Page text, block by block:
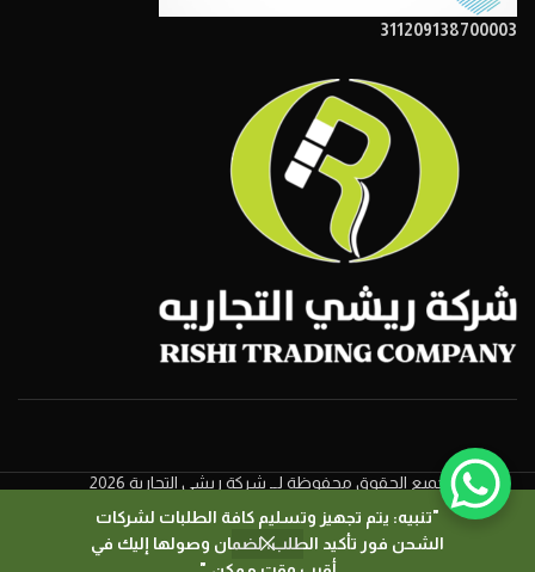
"تنبيه: يتم تجهيز وتسليم كافة الطلبات لشركات
الشحن فور تأكيد الطلب، لضمان وصولها إليك في
311209138700003
جميع الحقوق محفوظة لــ شركة ريشي التجارية 2026